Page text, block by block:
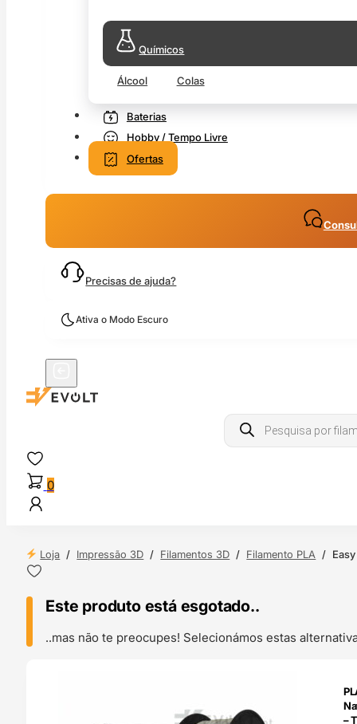
Químicos
Álcool Colas
Baterias
Hobby / Tempo Livre
Ofertas
Precisas de ajuda?
Ativa o Modo Escuro
Products
search
0
Loja / Impressão 3D / Filamentos 3D / Filamento PLA /
Este produto está esgotado..
..mas não te preocupes! Selecionámos estas
–